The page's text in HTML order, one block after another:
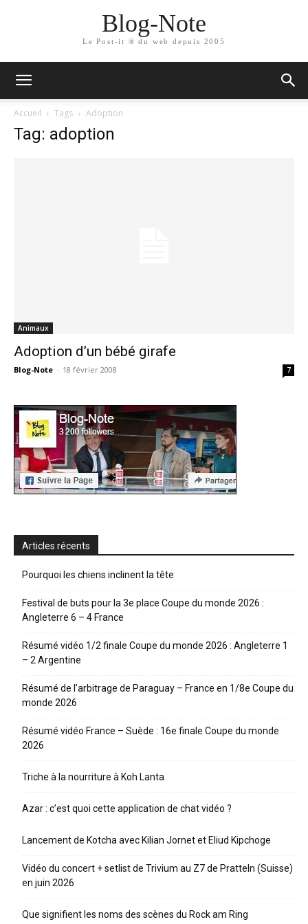
Blog-Note
Le Post-it ® du web depuis 2005
Accueil Tags Adoption
Tag: adoption
Animaux
Adoption d’un bébé girafe
Blog-Note - 18 février 2008 7
Articles récents
Pourquoi les chiens inclinent la tête
Festival de buts pour la 3e place Coupe du monde 2026 :
Angleterre 6 – 4 France
Résumé vidéo 1/2 finale Coupe du monde 2026 : Angleterre 1
– 2 Argentine
Résumé de l’arbitrage de Paraguay – France en 1/8e Coupe du
monde 2026
Résumé vidéo France – Suède : 16e finale Coupe du monde
2026
Triche à la nourriture à Koh Lanta
Azar : c’est quoi cette application de chat vidéo ?
Lancement de Kotcha avec Kilian Jornet et Eliud Kipchoge
Vidéo du concert + setlist de Trivium au Z7 de Pratteln (Suisse)
en juin 2026
Que signifient les noms des scènes du Rock am Ring